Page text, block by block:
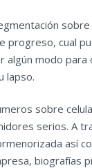
sobre
progreso, cual
algún modo para
lapso.
sobre
serios. A
así­
biografías